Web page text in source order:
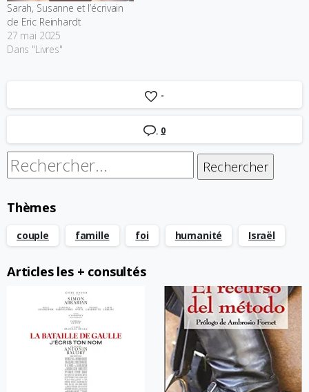
Sarah, Susanne et l’écrivain
de Eric Reinhardt
27 mai 2025
Dans "Livres"
-
0
Rechercher :
Thèmes
couple famille foi humanité Israël
Articles les + consultés